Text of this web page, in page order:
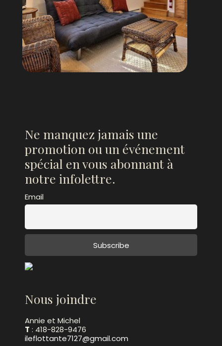
Ne manquez jamais une
promotion ou un événement
spécial en vous abonnant à
notre infolettre.
Email
Nous joindre
Annie et Michel
T : 418-828-9476
ileflottante7127@gmail.com